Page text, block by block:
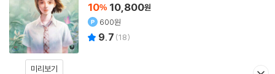
미리보기
10% 10,800원
600원
9.7 (18)